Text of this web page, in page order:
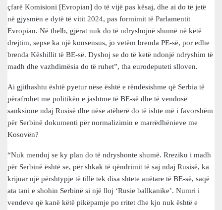
çfarë Komisioni [Evropian] do të vijë pas kësaj, dhe ai do të jetë
në gjysmën e dytë të vitit 2024, pas formimit të Parlamentit
Evropian. Në thelb, gjërat nuk do të ndryshojnë shumë në këtë
drejtim, sepse ka një konsensus, jo vetëm brenda PE-së, por edhe
brenda Këshillit të BE-së. Dyshoj se do të ketë ndonjë ndryshim të
madh dhe vazhdimësia do të ruhet”, tha eurodeputeti slloven.
Ai gjithashtu është pyetur nëse është e rëndësishme që Serbia të
përafrohet me politikën e jashtme të BE-së dhe të vendosë
sanksione ndaj Rusisë dhe nëse atëherë do të ishte më i favorshëm
për Serbinë dokumenti për normalizimin e marrëdhënieve me
Kosovën?
“Nuk mendoj se ky plan do të ndryshonte shumë. Rreziku i madh
për Serbinë është se, për shkak të qëndrimit të saj ndaj Rusisë, ka
krijuar një përshtypje të tillë tek disa shtete anëtare të BE-së, saqë
ata tani e shohin Serbinë si një lloj ‘Rusie ballkanike’. Numri i
vendeve që kanë këtë pikëpamje po rritet dhe kjo nuk është e